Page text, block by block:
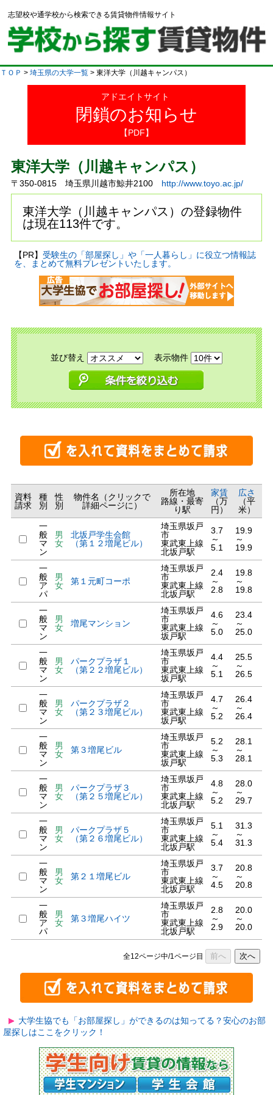
志望校や通学校から検索できる賃貸物件情報サイト
ＴＯＰ > 埼玉県の大学一覧 > 東洋大学（川越キャンパス）
アドエイトサイト
閉鎖のお知らせ
【PDF】
東洋大学（川越キャンパス）
〒350-0815 埼玉県川越市鯨井2100 http://www.toyo.ac.jp/
東洋大学（川越キャンパス）の登録物件
は現在113件です。
【PR】 受験生の「部屋探し」や「一人暮らし」に役立つ情報誌
を、まとめて無料プレゼントいたします。
並び替え 表示物件
資料
請求
種
別
性
別
物件名（クリックで
詳細ページに）
所在地
路線・最寄
り駅
家賃
（万
円）
広さ
（平
米）
一
般
マ
ン
男
女
北坂戸学生会館
（第１２増尾ビル）
埼玉県坂戸
市
東武東上線
北坂戸駅
3.7
～
5.1
19.9
～
19.9
一
般
ア
パ
男
女
第１元町コーポ
埼玉県坂戸
市
東武東上線
北坂戸駅
2.4
～
2.8
19.8
～
19.8
一
般
マ
ン
男
女
増尾マンション
埼玉県坂戸
市
東武東上線
坂戸駅
4.6
～
5.0
23.4
～
25.0
一
般
マ
ン
男
女
パークプラザ１
（第２２増尾ビル）
埼玉県坂戸
市
東武東上線
坂戸駅
4.4
～
5.1
25.5
～
26.5
一
般
マ
ン
男
女
パークプラザ２
（第２３増尾ビル）
埼玉県坂戸
市
東武東上線
坂戸駅
4.7
～
5.2
26.4
～
26.4
一
般
マ
ン
男
女
第３増尾ビル
埼玉県坂戸
市
東武東上線
坂戸駅
5.2
～
5.3
28.1
～
28.1
一
般
マ
ン
男
女
パークプラザ３
（第２５増尾ビル）
埼玉県坂戸
市
東武東上線
北坂戸駅
4.8
～
5.2
28.0
～
29.7
一
般
マ
ン
男
女
パークプラザ５
（第２６増尾ビル）
埼玉県坂戸
市
東武東上線
北坂戸駅
5.1
～
5.4
31.3
～
31.3
一
般
マ
ン
男
女
第２１増尾ビル
埼玉県坂戸
市
東武東上線
北坂戸駅
3.7
～
4.5
20.8
～
20.8
一
般
ア
パ
男
女
第３増尾ハイツ
埼玉県坂戸
市
東武東上線
北坂戸駅
2.8
～
2.9
20.0
～
20.0
全12ページ中/1ページ目 前へ 次へ
大学生協でも「お部屋探し」ができるのは知ってる？安心のお部
屋探しはここをクリック！